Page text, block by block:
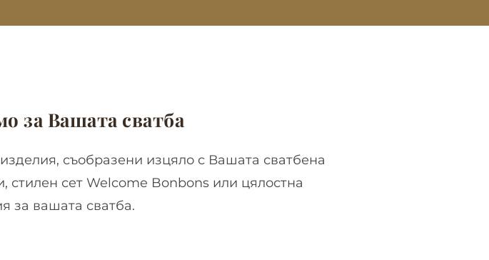
за Вашата сватба
съобразени изцяло с Вашата сватбена
стилен сет Welcome Bonbons или цялостна
за вашата сватба.